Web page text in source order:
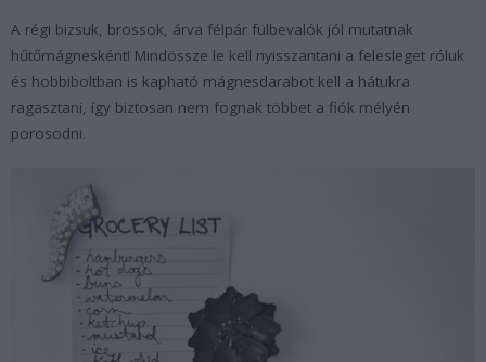
A régi bizsuk, brossok, árva félpár fülbevalók jól mutatnak
hűtőmágnesként! Mindössze le kell nyisszantani a felesleget róluk
és hobbiboltban is kapható mágnesdarabot kell a hátukra
ragasztani, így biztosan nem fognak többet a fiók mélyén
porosodni.